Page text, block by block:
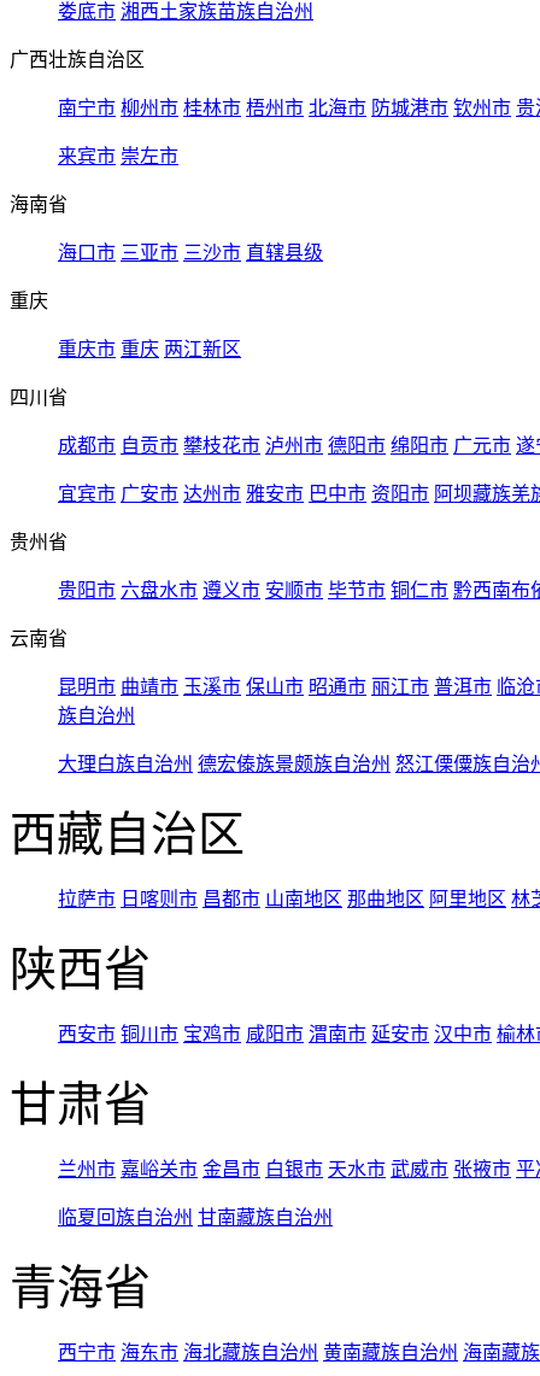
娄底市 湘西土家族苗族自治州
广西壮族自治区
南宁市 柳州市 桂林市 梧州市 北海市 防城港市 钦州市 贵
来宾市 崇左市
海南省
海口市 三亚市 三沙市 直辖县级
重庆
重庆市 重庆 两江新区
四川省
成都市 自贡市 攀枝花市 泸州市 德阳市 绵阳市 广元市 遂
宜宾市 广安市 达州市 雅安市 巴中市 资阳市 阿坝藏族羌
贵州省
贵阳市 六盘水市 遵义市 安顺市 毕节市 铜仁市 黔西南布
云南省
昆明市 曲靖市 玉溪市 保山市 昭通市 丽江市 普洱市 临
族自治州
大理白族自治州 德宏傣族景颇族自治州 怒江傈僳族自治
西藏自治区
拉萨市 日喀则市 昌都市 山南地区 那曲地区 阿里地区 林
陕西省
西安市 铜川市 宝鸡市 咸阳市 渭南市 延安市 汉中市 榆林
甘肃省
兰州市 嘉峪关市 金昌市 白银市 天水市 武威市 张掖市 平
临夏回族自治州 甘南藏族自治州
青海省
西宁市 海东市 海北藏族自治州 黄南藏族自治州 海南藏